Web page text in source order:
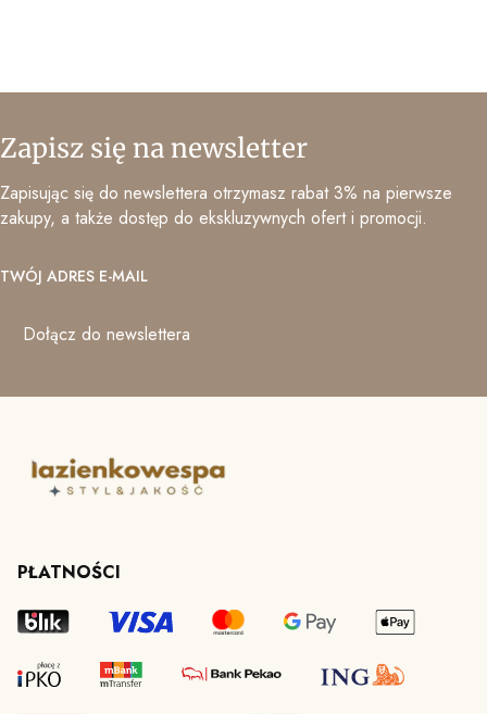
Zapisz się na newsletter
Zapisując się do newslettera otrzymasz rabat 3% na pierwsze
zakupy, a także dostęp do ekskluzywnych ofert i promocji.
TWÓJ ADRES E-MAIL
Dołącz do newslettera
PŁATNOŚCI